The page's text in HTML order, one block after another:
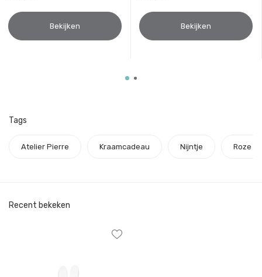
Bekijken Bekijken
Tags
Atelier Pierre Kraamcadeau Nijntje Roze
Recent bekeken